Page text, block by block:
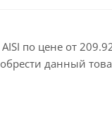
по цене от
данный